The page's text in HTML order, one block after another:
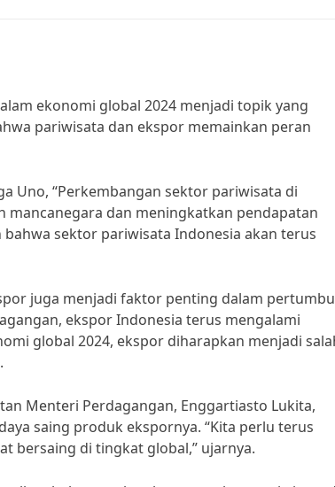
ekonomi global 2024 menjadi topik yang
pariwisata dan ekspor memainkan peran
Uno, “Perkembangan sektor pariwisata di
dan meningkatkan pendapatan
sektor pariwisata Indonesia akan terus
juga menjadi faktor penting dalam
ekspor Indonesia terus mengalami
global 2024, ekspor diharapkan menjadi
Menteri Perdagangan, Enggartiasto Lukita,
saing produk ekspornya. “Kita perlu terus
bersaing di tingkat global,” ujarnya.